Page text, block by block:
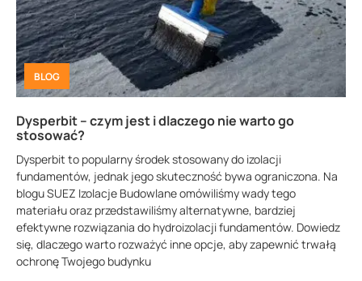
BLOG
Dysperbit – czym jest i dlaczego nie warto go
stosować?
Dysperbit to popularny środek stosowany do izolacji
fundamentów, jednak jego skuteczność bywa ograniczona. Na
blogu SUEZ Izolacje Budowlane omówiliśmy wady tego
materiału oraz przedstawiliśmy alternatywne, bardziej
efektywne rozwiązania do hydroizolacji fundamentów. Dowiedz
się, dlaczego warto rozważyć inne opcje, aby zapewnić trwałą
ochronę Twojego budynku